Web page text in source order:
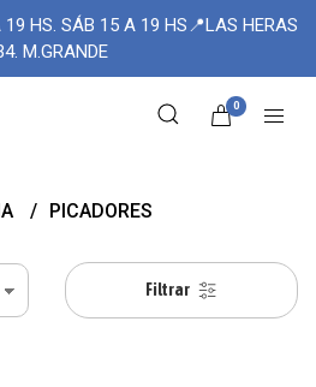
HS. SÁB 15 A 19 HS📍LAS HERAS
M.GRANDE
0
PICADORES
Filtrar